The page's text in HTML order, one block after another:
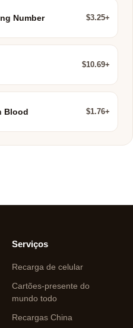
Number $3.25+
$10.69+
Blood $1.76+
Serviços
Recarga de celular
Cartões-presente do
mundo todo
Recargas China